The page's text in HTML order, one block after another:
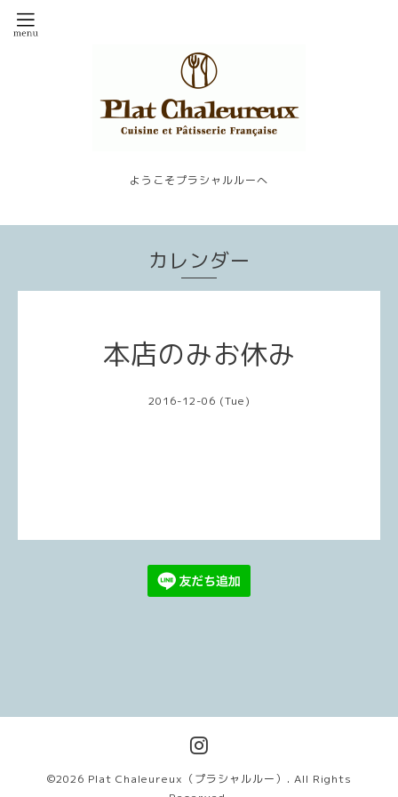
ようこそプラシャルルーへ
カレンダー
本店のみお休み
2016-12-06 (Tue)
©2026 Plat Chaleureux（プラシャルルー） . All Rights